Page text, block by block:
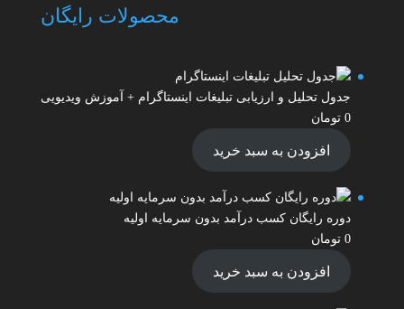
محصولات رایگان
جدول تحلیل و ارزیابی تبلیغات اینستاگرام + آموزش ویدیویی
0 تومان
افزودن به سبد خرید
دوره رایگان کسب درآمد بدون سرمایه اولیه
0 تومان
افزودن به سبد خرید